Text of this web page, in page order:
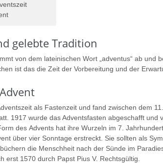
gelebte Tradition
von dem lateinischen Wort „adventus“ ab und
ist das die Zeit der Vorbereitung und der
als Fastenzeit und fand zwischen dem
1917 wurde das Adventsfasten abgeschafft und
des Advents hat ihre Wurzeln im 7.
über vier Sonntage erstreckt. Sie sollten als
die Menschheit nach der Sünde im
erst 1570 durch Papst Pius V. Rechtsgültig.